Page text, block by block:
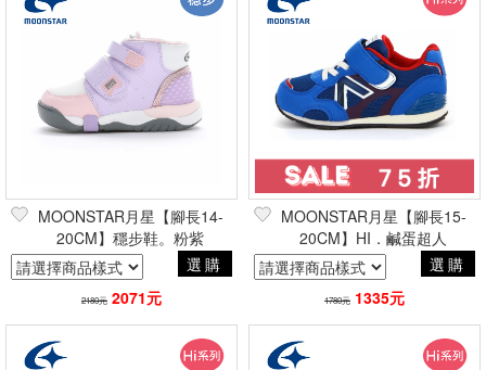
MOONSTAR月星【腳長14-
20CM】穩步鞋。粉紫
選購
2180元 2071元
MOONSTAR月星【腳長15-
20CM】HI．鹹蛋超人
選購
1780元 1335元